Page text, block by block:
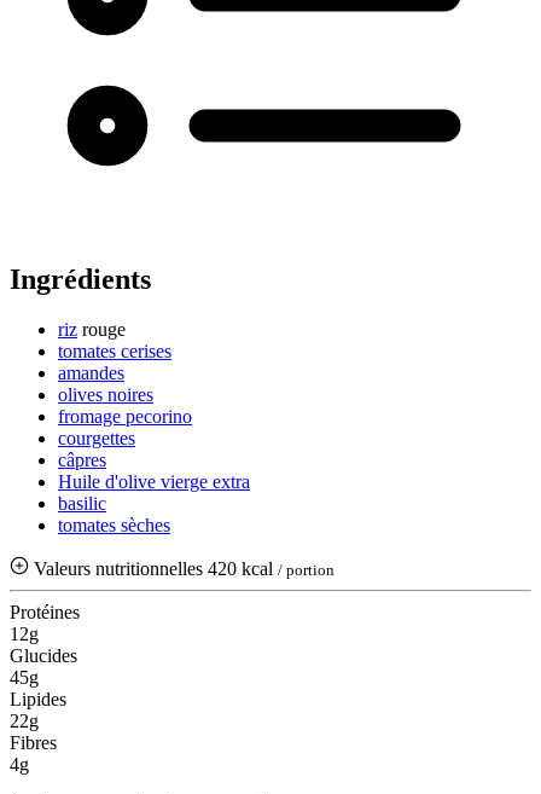
Ingrédients
riz rouge
tomates cerises
amandes
olives noires
fromage pecorino
courgettes
câpres
Huile d'olive vierge extra
basilic
tomates sèches
Valeurs nutritionnelles 420 kcal / portion
Protéines
12g
Glucides
45g
Lipides
22g
Fibres
4g